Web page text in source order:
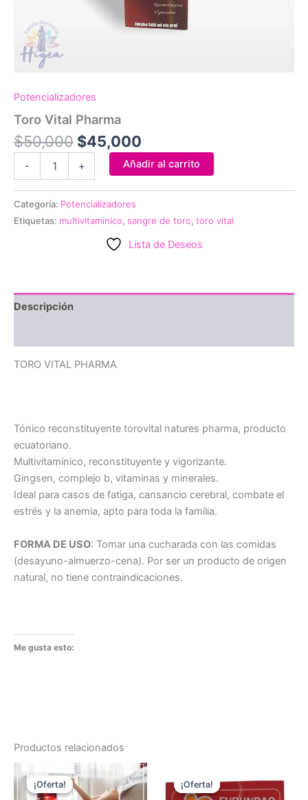
Potencializadores
Toro Vital Pharma
$50,000 El
precio
original
era:
$50,000.
$45,000
precio
actual
es:
-
cantidad
+ Añadir al carrito
Categoría: Potencializadores
Etiquetas: multivitaminico, sangre de toro, toro vital
Lista de Deseos
Descripción
TORO VITAL PHARMA
Tónico reconstituyente torovital natures pharma, producto
ecuatoriano.
Multivitaminico, reconstituyente y vigorizante.
Gingsen, complejo b, vitaminas y minerales.
Ideal para casos de fatiga, cansancio cerebral, combate el
estrés y la anemia, apto para toda la familia.
FORMA DE USO: Tomar una cucharada con las comidas
(desayuno-almuerzo-cena). Por ser un producto de origen
natural, no tiene contraindicaciones.
Me gusta esto:
Productos relacionados
¡Oferta!
¡Oferta! ¡Oferta!
¡Oferta!